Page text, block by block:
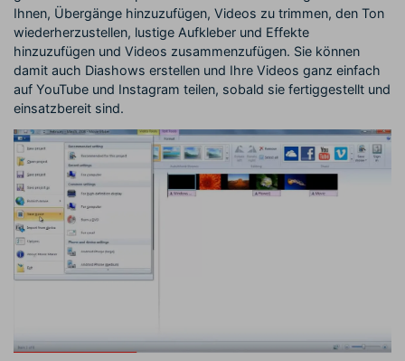
Ihnen, Übergänge hinzuzufügen, Videos zu trimmen, den Ton
wiederherzustellen, lustige Aufkleber und Effekte
hinzuzufügen und Videos zusammenzufügen. Sie können
damit auch Diashows erstellen und Ihre Videos ganz einfach
auf YouTube und Instagram teilen, sobald sie fertiggestellt und
einsatzbereit sind.